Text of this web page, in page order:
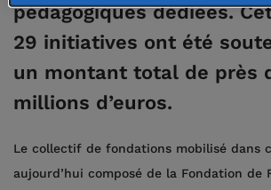
pédagogiques dédiées.
29 initiatives ont été
un montant total de près
millions d’euros.
Le collectif de fondations mobilisé dans
aujourd’hui composé de la Fondation de